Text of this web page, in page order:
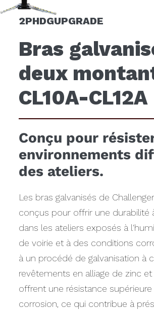
2PHDGUPGRADE
Bras
deux
CL10A-CL12A
Conçu pour
environnements
des ateliers.
Les bras galvanisés de
conçus pour offrir une durabilité
dans les ateliers exposés à
de voirie et à des conditions
à un procédé de galvanisation à
revêtements en alliage de zinc
offrent une résistance supérieure
corrosion, ce qui contribue à